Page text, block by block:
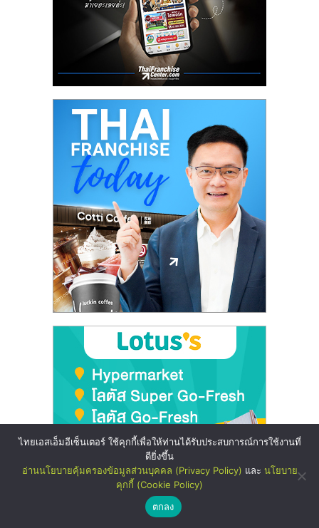
ไทยเอสเอ็มอีเซ็นเตอร์ ใช้คุกกี้เพื่อให้ท่านได้รับประสบการณ์การใช้งานที่
ดียิ่งขึ้น
อ่านนโยบายคุ้มครองข้อมูลส่วนบุคคล (Privacy Policy) และ นโยบาย
คุกกี้ (Cookie Policy)
ตกลง